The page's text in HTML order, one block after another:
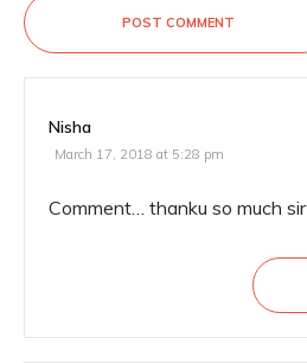
POST COMMENT
Nisha
March 17, 2018 at 5:28 pm
Comment… thanku so much sir